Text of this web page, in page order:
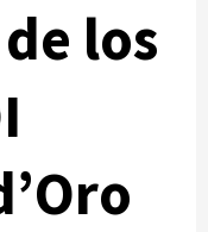
los